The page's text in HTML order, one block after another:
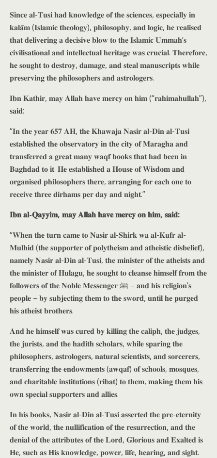
𝐒𝐢𝐧𝐜𝐞 𝐚𝐥-𝐓𝐮𝐬𝐢 𝐡𝐚𝐝 𝐤𝐧𝐨𝐰𝐥𝐞𝐝𝐠𝐞 𝐨𝐟 𝐭𝐡𝐞 𝐬𝐜𝐢𝐞𝐧𝐜𝐞𝐬, 𝐞𝐬𝐩𝐞𝐜𝐢𝐚𝐥𝐥𝐲 𝐢𝐧
𝐤𝐚𝐥𝐚̄𝐦 (𝐈𝐬𝐥𝐚𝐦𝐢𝐜 𝐭𝐡𝐞𝐨𝐥𝐨𝐠𝐲), 𝐩𝐡𝐢𝐥𝐨𝐬𝐨𝐩𝐡𝐲, 𝐚𝐧𝐝 𝐥𝐨𝐠𝐢𝐜, 𝐡𝐞 𝐫𝐞𝐚𝐥𝐢𝐬𝐞𝐝
𝐭𝐡𝐚𝐭 𝐝𝐞𝐥𝐢𝐯𝐞𝐫𝐢𝐧𝐠 𝐚 𝐝𝐞𝐜𝐢𝐬𝐢𝐯𝐞 𝐛𝐥𝐨𝐰 𝐭𝐨 𝐭𝐡𝐞 𝐈𝐬𝐥𝐚𝐦𝐢𝐜 𝐔𝐦𝐦𝐚𝐡’𝐬
𝐜𝐢𝐯𝐢𝐥𝐢𝐬𝐚𝐭𝐢𝐨𝐧𝐚𝐥 𝐚𝐧𝐝 𝐢𝐧𝐭𝐞𝐥𝐥𝐞𝐜𝐭𝐮𝐚𝐥 𝐡𝐞𝐫𝐢𝐭𝐚𝐠𝐞 𝐰𝐚𝐬 𝐜𝐫𝐮𝐜𝐢𝐚𝐥. 𝐓𝐡𝐞𝐫𝐞𝐟𝐨𝐫𝐞,
𝐡𝐞 𝐬𝐨𝐮𝐠𝐡𝐭 𝐭𝐨 𝐝𝐞𝐬𝐭𝐫𝐨𝐲, 𝐝𝐚𝐦𝐚𝐠𝐞, 𝐚𝐧𝐝 𝐬𝐭𝐞𝐚𝐥 𝐦𝐚𝐧𝐮𝐬𝐜𝐫𝐢𝐩𝐭𝐬 𝐰𝐡𝐢𝐥𝐞
𝐩𝐫𝐞𝐬𝐞𝐫𝐯𝐢𝐧𝐠 𝐭𝐡𝐞 𝐩𝐡𝐢𝐥𝐨𝐬𝐨𝐩𝐡𝐞𝐫𝐬 𝐚𝐧𝐝 𝐚𝐬𝐭𝐫𝐨𝐥𝐨𝐠𝐞𝐫𝐬.
𝐈𝐛𝐧 𝐊𝐚𝐭𝐡𝐢𝐫, 𝐦𝐚𝐲 𝐀𝐥𝐥𝐚𝐡 𝐡𝐚𝐯𝐞 𝐦𝐞𝐫𝐜𝐲 𝐨𝐧 𝐡𝐢𝐦 (“𝐫𝐚𝐡𝐢𝐦𝐚𝐡𝐮𝐥𝐥𝐚𝐡”),
𝐬𝐚𝐢𝐝:
“𝐈𝐧 𝐭𝐡𝐞 𝐲𝐞𝐚𝐫 𝟔𝟓𝟕 𝐀𝐇, 𝐭𝐡𝐞 𝐊𝐡𝐚𝐰𝐚𝐣𝐚 𝐍𝐚𝐬𝐢𝐫 𝐚𝐥-𝐃𝐢𝐧 𝐚𝐥-𝐓𝐮𝐬𝐢
𝐞𝐬𝐭𝐚𝐛𝐥𝐢𝐬𝐡𝐞𝐝 𝐭𝐡𝐞 𝐨𝐛𝐬𝐞𝐫𝐯𝐚𝐭𝐨𝐫𝐲 𝐢𝐧 𝐭𝐡𝐞 𝐜𝐢𝐭𝐲 𝐨𝐟 𝐌𝐚𝐫𝐚𝐠𝐡𝐚 𝐚𝐧𝐝
𝐭𝐫𝐚𝐧𝐬𝐟𝐞𝐫𝐫𝐞𝐝 𝐚 𝐠𝐫𝐞𝐚𝐭 𝐦𝐚𝐧𝐲 𝐰𝐚𝐪𝐟 𝐛𝐨𝐨𝐤𝐬 𝐭𝐡𝐚𝐭 𝐡𝐚𝐝 𝐛𝐞𝐞𝐧 𝐢𝐧
𝐁𝐚𝐠𝐡𝐝𝐚𝐝 𝐭𝐨 𝐢𝐭. 𝐇𝐞 𝐞𝐬𝐭𝐚𝐛𝐥𝐢𝐬𝐡𝐞𝐝 𝐚 𝐇𝐨𝐮𝐬𝐞 𝐨𝐟 𝐖𝐢𝐬𝐝𝐨𝐦 𝐚𝐧𝐝
𝐨𝐫𝐠𝐚𝐧𝐢𝐬𝐞𝐝 𝐩𝐡𝐢𝐥𝐨𝐬𝐨𝐩𝐡𝐞𝐫𝐬 𝐭𝐡𝐞𝐫𝐞, 𝐚𝐫𝐫𝐚𝐧𝐠𝐢𝐧𝐠 𝐟𝐨𝐫 𝐞𝐚𝐜𝐡 𝐨𝐧𝐞 𝐭𝐨
𝐫𝐞𝐜𝐞𝐢𝐯𝐞 𝐭𝐡𝐫𝐞𝐞 𝐝𝐢𝐫𝐡𝐚𝐦𝐬 𝐩𝐞𝐫 𝐝𝐚𝐲 𝐚𝐧𝐝 𝐧𝐢𝐠𝐡𝐭.”
𝐈𝐛𝐧 𝐚𝐥-𝐐𝐚𝐲𝐲𝐢𝐦, 𝐦𝐚𝐲 𝐀𝐥𝐥𝐚𝐡 𝐡𝐚𝐯𝐞 𝐦𝐞𝐫𝐜𝐲 𝐨𝐧 𝐡𝐢𝐦, 𝐬𝐚𝐢𝐝:
“𝐖𝐡𝐞𝐧 𝐭𝐡𝐞 𝐭𝐮𝐫𝐧 𝐜𝐚𝐦𝐞 𝐭𝐨 𝐍𝐚𝐬𝐢𝐫 𝐚𝐥-𝐒𝐡𝐢𝐫𝐤 𝐰𝐚 𝐚𝐥-𝐊𝐮𝐟𝐫 𝐚𝐥-
𝐌𝐮𝐥𝐡𝐢𝐝 (𝐭𝐡𝐞 𝐬𝐮𝐩𝐩𝐨𝐫𝐭𝐞𝐫 𝐨𝐟 𝐩𝐨𝐥𝐲𝐭𝐡𝐞𝐢𝐬𝐦 𝐚𝐧𝐝 𝐚𝐭𝐡𝐞𝐢𝐬𝐭𝐢𝐜 𝐝𝐢𝐬𝐛𝐞𝐥𝐢𝐞𝐟),
𝐧𝐚𝐦𝐞𝐥𝐲 𝐍𝐚𝐬𝐢𝐫 𝐚𝐥-𝐃𝐢𝐧 𝐚𝐥-𝐓𝐮𝐬𝐢, 𝐭𝐡𝐞 𝐦𝐢𝐧𝐢𝐬𝐭𝐞𝐫 𝐨𝐟 𝐭𝐡𝐞 𝐚𝐭𝐡𝐞𝐢𝐬𝐭𝐬 𝐚𝐧𝐝
𝐭𝐡𝐞 𝐦𝐢𝐧𝐢𝐬𝐭𝐞𝐫 𝐨𝐟 𝐇𝐮𝐥𝐚𝐠𝐮, 𝐡𝐞 𝐬𝐨𝐮𝐠𝐡𝐭 𝐭𝐨 𝐜𝐥𝐞𝐚𝐧𝐬𝐞 𝐡𝐢𝐦𝐬𝐞𝐥𝐟 𝐟𝐫𝐨𝐦 𝐭𝐡𝐞
𝐟𝐨𝐥𝐥𝐨𝐰𝐞𝐫𝐬 𝐨𝐟 𝐭𝐡𝐞 𝐍𝐨𝐛𝐥𝐞 𝐌𝐞𝐬𝐬𝐞𝐧𝐠𝐞𝐫 ﷺ – 𝐚𝐧𝐝 𝐡𝐢𝐬 𝐫𝐞𝐥𝐢𝐠𝐢𝐨𝐧’𝐬
𝐩𝐞𝐨𝐩𝐥𝐞 – 𝐛𝐲 𝐬𝐮𝐛𝐣𝐞𝐜𝐭𝐢𝐧𝐠 𝐭𝐡𝐞𝐦 𝐭𝐨 𝐭𝐡𝐞 𝐬𝐰𝐨𝐫𝐝, 𝐮𝐧𝐭𝐢𝐥 𝐡𝐞 𝐩𝐮𝐫𝐠𝐞𝐝
𝐡𝐢𝐬 𝐚𝐭𝐡𝐞𝐢𝐬𝐭 𝐛𝐫𝐨𝐭𝐡𝐞𝐫𝐬.
𝐀𝐧𝐝 𝐡𝐞 𝐡𝐢𝐦𝐬𝐞𝐥𝐟 𝐰𝐚𝐬 𝐜𝐮𝐫𝐞𝐝 𝐛𝐲 𝐤𝐢𝐥𝐥𝐢𝐧𝐠 𝐭𝐡𝐞 𝐜𝐚𝐥𝐢𝐩𝐡, 𝐭𝐡𝐞 𝐣𝐮𝐝𝐠𝐞𝐬,
𝐭𝐡𝐞 𝐣𝐮𝐫𝐢𝐬𝐭𝐬, 𝐚𝐧𝐝 𝐭𝐡𝐞 𝐡𝐚𝐝𝐢𝐭𝐡 𝐬𝐜𝐡𝐨𝐥𝐚𝐫𝐬, 𝐰𝐡𝐢𝐥𝐞 𝐬𝐩𝐚𝐫𝐢𝐧𝐠 𝐭𝐡𝐞
𝐩𝐡𝐢𝐥𝐨𝐬𝐨𝐩𝐡𝐞𝐫𝐬, 𝐚𝐬𝐭𝐫𝐨𝐥𝐨𝐠𝐞𝐫𝐬, 𝐧𝐚𝐭𝐮𝐫𝐚𝐥 𝐬𝐜𝐢𝐞𝐧𝐭𝐢𝐬𝐭𝐬, 𝐚𝐧𝐝 𝐬𝐨𝐫𝐜𝐞𝐫𝐞𝐫𝐬,
𝐭𝐫𝐚𝐧𝐬𝐟𝐞𝐫𝐫𝐢𝐧𝐠 𝐭𝐡𝐞 𝐞𝐧𝐝𝐨𝐰𝐦𝐞𝐧𝐭𝐬 (𝐚𝐰𝐪𝐚𝐟) 𝐨𝐟 𝐬𝐜𝐡𝐨𝐨𝐥𝐬, 𝐦𝐨𝐬𝐪𝐮𝐞𝐬,
𝐚𝐧𝐝 𝐜𝐡𝐚𝐫𝐢𝐭𝐚𝐛𝐥𝐞 𝐢𝐧𝐬𝐭𝐢𝐭𝐮𝐭𝐢𝐨𝐧𝐬 (𝐫𝐢𝐛𝐚𝐭) 𝐭𝐨 𝐭𝐡𝐞𝐦, 𝐦𝐚𝐤𝐢𝐧𝐠 𝐭𝐡𝐞𝐦 𝐡𝐢𝐬
𝐨𝐰𝐧 𝐬𝐩𝐞𝐜𝐢𝐚𝐥 𝐬𝐮𝐩𝐩𝐨𝐫𝐭𝐞𝐫𝐬 𝐚𝐧𝐝 𝐚𝐥𝐥𝐢𝐞𝐬.
𝐈𝐧 𝐡𝐢𝐬 𝐛𝐨𝐨𝐤𝐬, 𝐍𝐚𝐬𝐢𝐫 𝐚𝐥-𝐃𝐢𝐧 𝐚𝐥-𝐓𝐮𝐬𝐢 𝐚𝐬𝐬𝐞𝐫𝐭𝐞𝐝 𝐭𝐡𝐞 𝐩𝐫𝐞-𝐞𝐭𝐞𝐫𝐧𝐢𝐭𝐲
𝐨𝐟 𝐭𝐡𝐞 𝐰𝐨𝐫𝐥𝐝, 𝐭𝐡𝐞 𝐧𝐮𝐥𝐥𝐢𝐟𝐢𝐜𝐚𝐭𝐢𝐨𝐧 𝐨𝐟 𝐭𝐡𝐞 𝐫𝐞𝐬𝐮𝐫𝐫𝐞𝐜𝐭𝐢𝐨𝐧, 𝐚𝐧𝐝 𝐭𝐡𝐞
𝐝𝐞𝐧𝐢𝐚𝐥 𝐨𝐟 𝐭𝐡𝐞 𝐚𝐭𝐭𝐫𝐢𝐛𝐮𝐭𝐞𝐬 𝐨𝐟 𝐭𝐡𝐞 𝐋𝐨𝐫𝐝, 𝐆𝐥𝐨𝐫𝐢𝐨𝐮𝐬 𝐚𝐧𝐝 𝐄𝐱𝐚𝐥𝐭𝐞𝐝 𝐢𝐬
𝐇𝐞, 𝐬𝐮𝐜𝐡 𝐚𝐬 𝐇𝐢𝐬 𝐤𝐧𝐨𝐰𝐥𝐞𝐝𝐠𝐞, 𝐩𝐨𝐰𝐞𝐫, 𝐥𝐢𝐟𝐞, 𝐡𝐞𝐚𝐫𝐢𝐧𝐠, 𝐚𝐧𝐝 𝐬𝐢𝐠𝐡𝐭.